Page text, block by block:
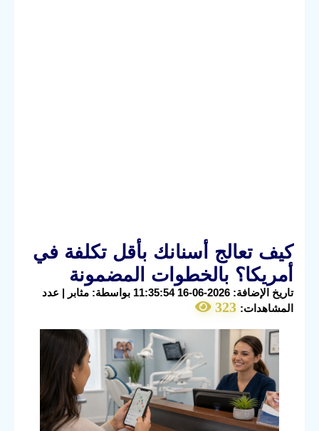
كيف تعالج أسنانك بأقل تكلفة في
أمريكا؟ بالخطوات المضمونة
تاريخ الإضافة: 2026-06-16 11:35:54 بواسطة: مثابر | عدد
المشاهدات: 323